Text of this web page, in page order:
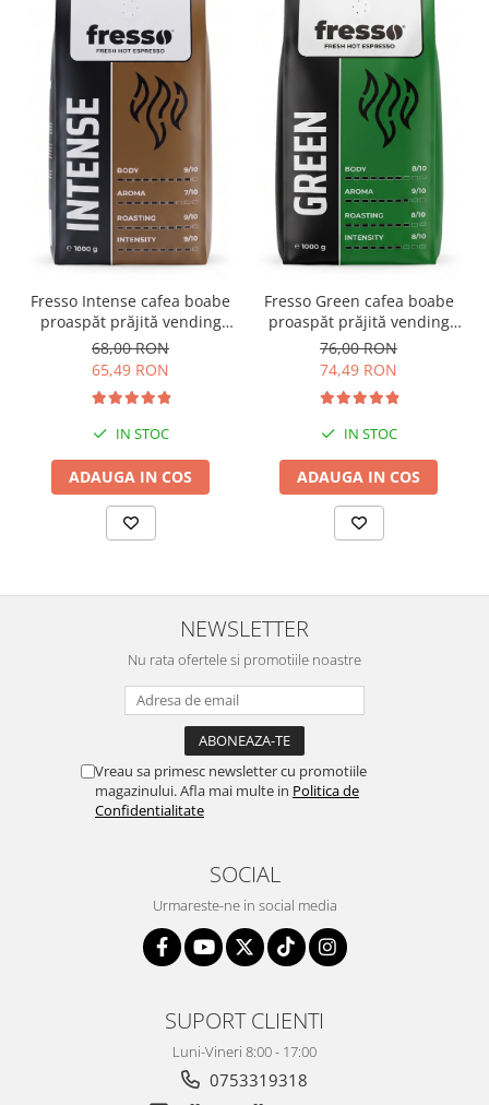
Fresso Intense cafea boabe
proaspăt prăjită vending
1kg
68,00 RON
65,49 RON
IN STOC
ADAUGA IN COS
Fresso Green cafea boabe
proaspăt prăjită vending
1kg
76,00 RON
74,49 RON
IN STOC
ADAUGA IN COS
NEWSLETTER
Nu rata ofertele si promotiile noastre
Vreau sa primesc newsletter cu promotiile
magazinului. Afla mai multe in Politica de
Confidentialitate
SOCIAL
Urmareste-ne in social media
SUPORT CLIENTI
Luni-Vineri 8:00 - 17:00
0753319318